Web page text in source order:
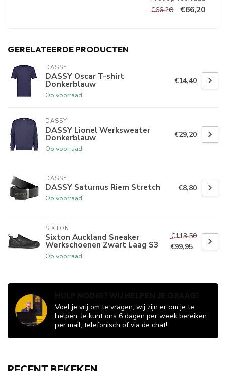
€66,20
€66,20
GERELATEERDE PRODUCTEN
DASSY
DASSY Oscar T-shirt
Donkerblauw
Op voorraad
€14,40
DASSY
DASSY Lionel Werksweater
Donkerblauw
Op voorraad
€29,20
DASSY
DASSY Saturnus Riem Stretch
Op voorraad
€8,80
SIXTON
Sixton Auckland Sneaker
Werkschoenen Zwart Laag S3
Op voorraad
€113,50
€99,95
Voel je vrij om te vragen, wij zijn er om je te
helpen. Je kunt ons 6 dagen per week bereiken
per mail, telefonisch of via de chat!